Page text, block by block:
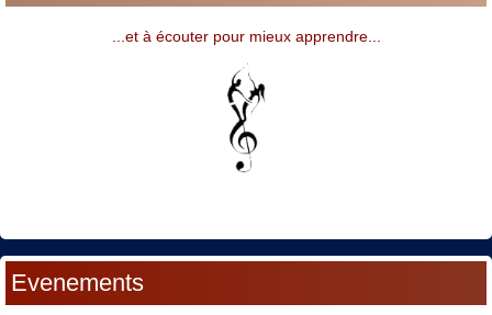
...et à écouter pour mieux apprendre...
Evenements